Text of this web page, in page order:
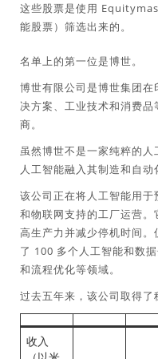
这些股票是使用
能股票）筛选出来的。
名单上的第一位是博世。
博世有限公司是博世集团
决方案、工业技术和消费
商。
虽然博世不是一家纯粹的
人工智能融入其制造和自动
该公司正在将人工智能用
和物联网支持的工厂运营
高生产力并减少停机时间
了 100 多个人工智能和数
和流程优化等领域。
过去五年来，该公司取得了
收入